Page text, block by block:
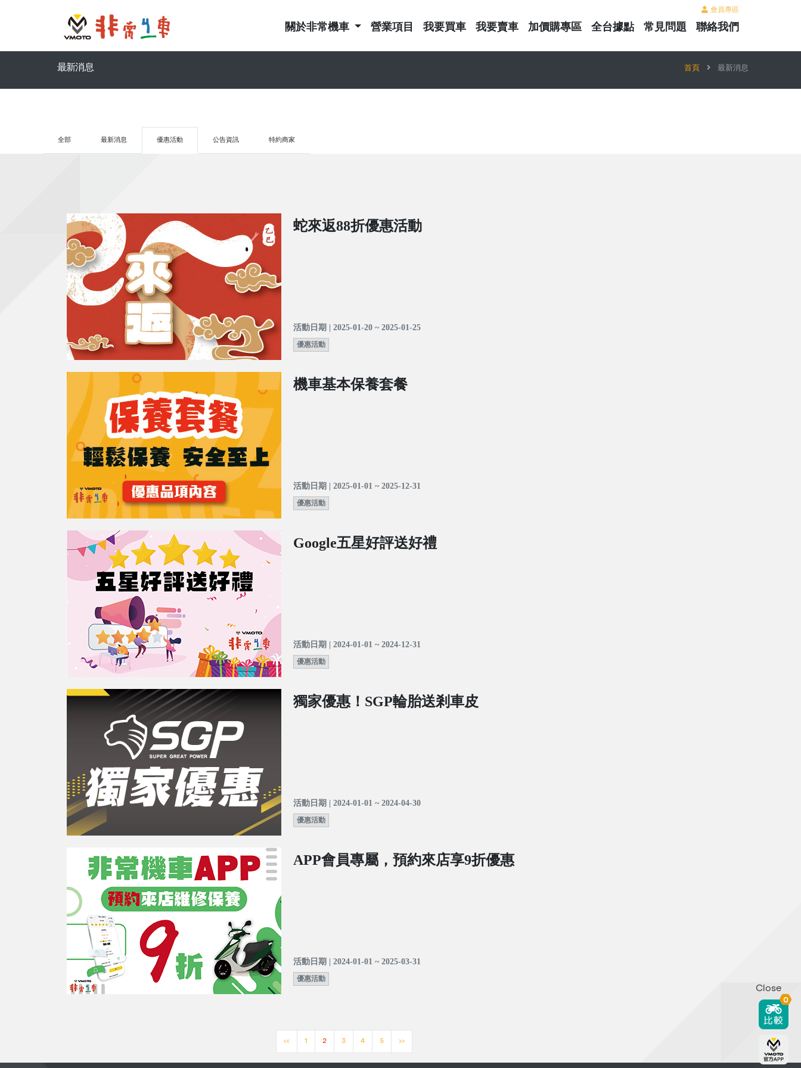
會員專區
關於非常機車 營業項目 我要買車 我要賣車 加價購專區 全台據點 常見問題 聯絡我們
最新消息 首頁 最新消息
全部 最新消息 優惠活動 公告資訊 特約商家
蛇來返88折優惠活動
活動日期 | 2025-01-20 ~ 2025-01-25
優惠活動
機車基本保養套餐
活動日期 | 2025-01-01 ~ 2025-12-31
優惠活動
Google五星好評送好禮
活動日期 | 2024-01-01 ~ 2024-12-31
優惠活動
獨家優惠！SGP輪胎送剎車皮
活動日期 | 2024-01-01 ~ 2024-04-30
優惠活動
APP會員專屬，預約來店享9折優惠
活動日期 | 2024-01-01 ~ 2025-03-31
優惠活動
<< 1 2 3 4 5 >>
Close
0